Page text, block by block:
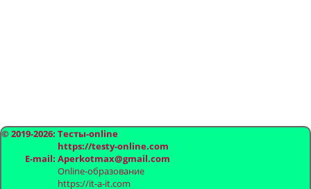
© 2019-2026: Тесты-online
https://testy-online.com
E-mail: Aperkotmax@gmail.com
Online-образование
https://it-a-it.com